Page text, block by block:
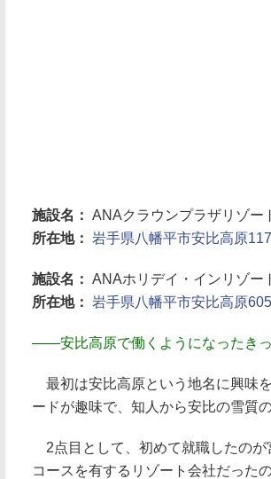
施設名： ANAクラウンプラザリゾー
所在地： 岩手県八幡平市安比高原
施設名： ANAホリデイ・インリゾー
所在地： 岩手県八幡平市安比高原
――安比高原で働くようになったき
最初は安比高原という地名に興味
ードが趣味で、知人から安比の雪質
2点目として、初めて就職したのが
コースを有するリゾート会社だった